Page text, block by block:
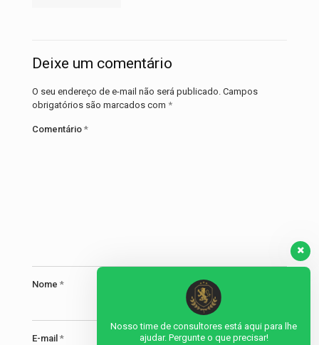
Deixe um comentário
O seu endereço de e-mail não será publicado. Campos
obrigatórios são marcados com *
Comentário *
Nome *
E-mail *
Nosso time de consultores está aqui para lhe
ajudar. Pergunte o que precisar!